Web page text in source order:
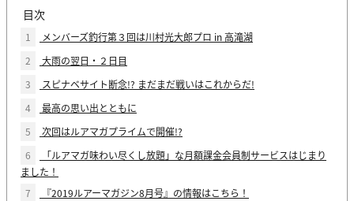
目次
1
メンバーズ釣行第３回は川村光大郎プロ in 高滝湖
2
大雨の翌日・２日目
3
スピナベサイト断念!? まだまだ戦いはこれからだ!
4
最高の思い出とともに
5
次回はルアマガプライムで開催!?
6
「ルアマガ味わい尽くし放題」な月額課金会員制サービスはじまり
ました！
7
『2019ルアーマガジン8月号』の情報はこちら！